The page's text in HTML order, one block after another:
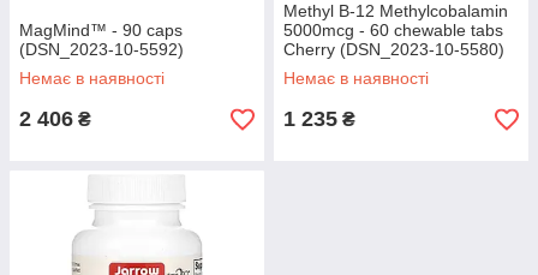
MagMind™ - 90 caps
(DSN_2023-10-5592)
Немає в наявності
2 406 ₴
Methyl B-12 Methylcobalamin
5000mcg - 60 chewable tabs
Cherry (DSN_2023-10-5580)
Немає в наявності
1 235 ₴